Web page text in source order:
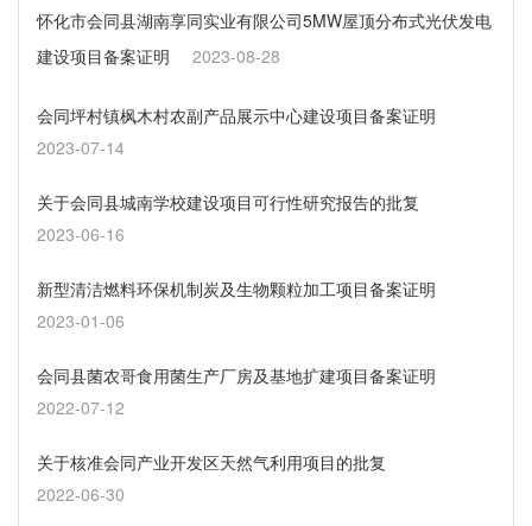
怀化市会同县湖南享同实业有限公司5MW屋顶分布式光伏发电
建设项目备案证明
2023-08-28
会同坪村镇枫木村农副产品展示中心建设项目备案证明
2023-07-14
关于会同县城南学校建设项目可行性研究报告的批复
2023-06-16
新型清洁燃料环保机制炭及生物颗粒加工项目备案证明
2023-01-06
会同县菌农哥食用菌生产厂房及基地扩建项目备案证明
2022-07-12
关于核准会同产业开发区天然气利用项目的批复
2022-06-30